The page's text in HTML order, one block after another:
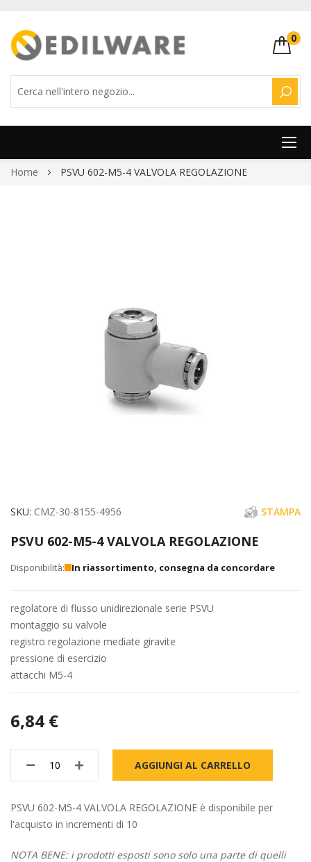
0
Salta
Home PSVU 602-M5-4 VALVOLA REGOLAZIONE
Vai
della
immagini
SKU CMZ-30-8155-4956 STAMPA
PSVU 602-M5-4 VALVOLA REGOLAZIONE
In riassortimento, consegna da concordare
regolatore di flusso unidirezionale serie PSVU
montaggio su valvole
registro regolazione mediate giravite
pressione di esercizio
attacchi M5-4
6,84 €
AGGIUNGI AL CARRELLO
PSVU 602-M5-4 VALVOLA REGOLAZIONE è disponibile per
l'acquisto in incrementi di 10
NOTA BENE: i prodotti esposti sono solo una parte di quelli